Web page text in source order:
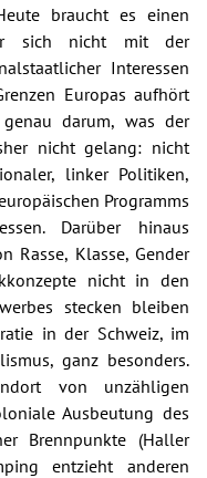
braucht es einen
sich nicht mit der
Interessen
Europas aufhört
darum, was der
nicht gelang: nicht
linker Politiken,
Programms
Darüber hinaus
Rasse, Klasse, Gender
nicht in den
stecken bleiben
in der Schweiz, im
ganz besonders.
von unzähligen
Ausbeutung des
Brennpunkte (Haller
entzieht anderen